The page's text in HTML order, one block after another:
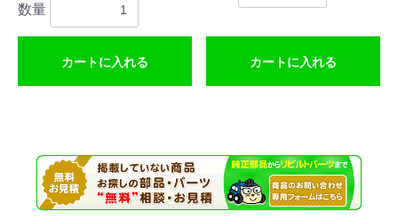
数量
カートに入れる カートに入れる
お買い物を続ける カートへ進む